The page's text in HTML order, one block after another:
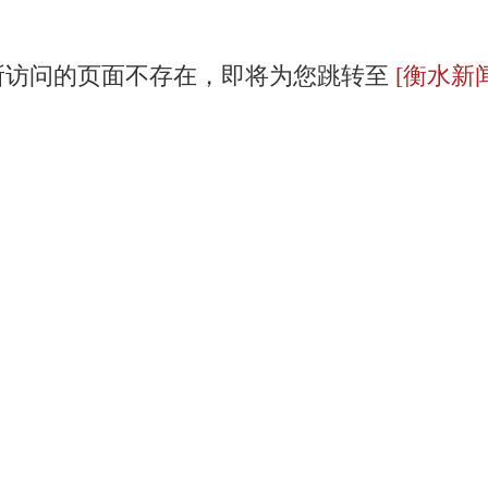
问的页面不存在，即将为您跳转至 [衡水新